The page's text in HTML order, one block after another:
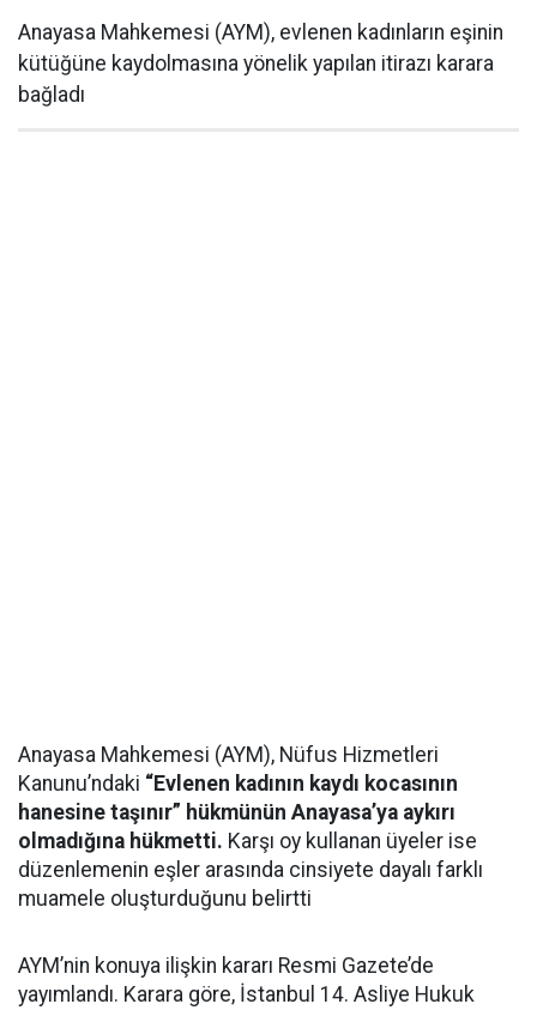
Anayasa Mahkemesi (AYM), evlenen kadınların eşinin
kütüğüne kaydolmasına yönelik yapılan itirazı karara
bağladı
Anayasa Mahkemesi (AYM), Nüfus Hizmetleri
Kanunu’ndaki “Evlenen kadının kaydı kocasının
hanesine taşınır” hükmünün Anayasa’ya aykırı
olmadığına hükmetti. Karşı oy kullanan üyeler ise
düzenlemenin eşler arasında cinsiyete dayalı farklı
muamele oluşturduğunu belirtti
AYM’nin konuya ilişkin kararı Resmi Gazete’de
yayımlandı. Karara göre, İstanbul 14. Asliye Hukuk